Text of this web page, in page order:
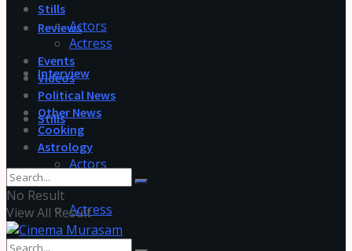
Reviews
Interview
Stills
Actors
Actress
Stills
Actors
Actress
Events
Videos
Political News
Other News
Cooking
Astrology
No Result
View All Result